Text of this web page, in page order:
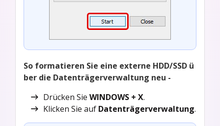
So formatieren Sie eine externe HDD/SSD ü
ber die Datenträgerverwaltung neu -
Drücken Sie WINDOWS + X.
Klicken Sie auf Datenträgerverwaltung.